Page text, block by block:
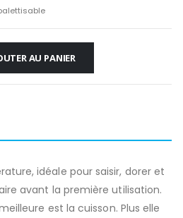
AU PANIER
idéale pour saisir, dorer et
avant la première utilisation.
est la cuisson. Plus elle